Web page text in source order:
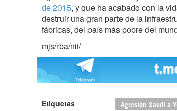
de 2015, y que ha acabado con la
destruir una gran parte de la
fábricas, del país más pobre del
mjs/rba/nii/
Etiquetas Agresión Saudí a